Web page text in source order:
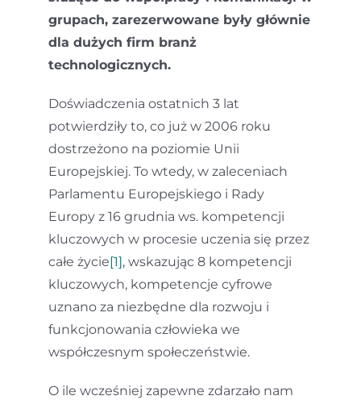
grupach, zarezerwowane były głównie
dla dużych firm branż
technologicznych.
Doświadczenia ostatnich 3 lat
potwierdziły to, co już w 2006 roku
dostrzeżono na poziomie Unii
Europejskiej. To wtedy, w zaleceniach
Parlamentu Europejskiego i Rady
Europy z 16 grudnia ws. kompetencji
kluczowych w procesie uczenia się przez
całe życie[1], wskazując 8 kompetencji
kluczowych, kompetencje cyfrowe
uznano za niezbędne dla rozwoju i
funkcjonowania człowieka we
współczesnym społeczeństwie.
O ile wcześniej zapewne zdarzało nam